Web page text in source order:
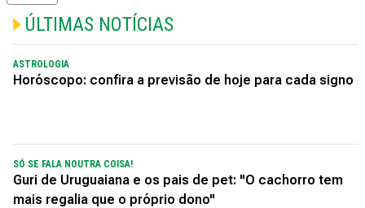
ÚLTIMAS NOTÍCIAS
ASTROLOGIA
Horóscopo: confira a previsão de hoje para cada signo
SÓ SE FALA NOUTRA COISA!
Guri de Uruguaiana e os pais de pet: "O cachorro tem
mais regalia que o próprio dono"